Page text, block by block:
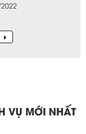
VỤ MỚI NHẤT